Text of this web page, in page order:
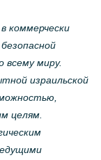
коммерчески
всему миру.
израильской
целям.